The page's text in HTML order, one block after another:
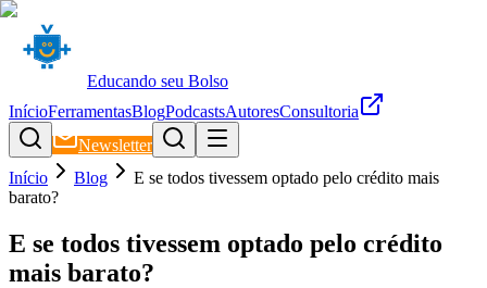
Educando seu Bolso
InícioFerramentasBlogPodcastsAutoresConsultoria
Newsletter
Início
Blog
E se todos tivessem optado pelo crédito mais
barato?
E se todos tivessem optado pelo crédito
mais barato?